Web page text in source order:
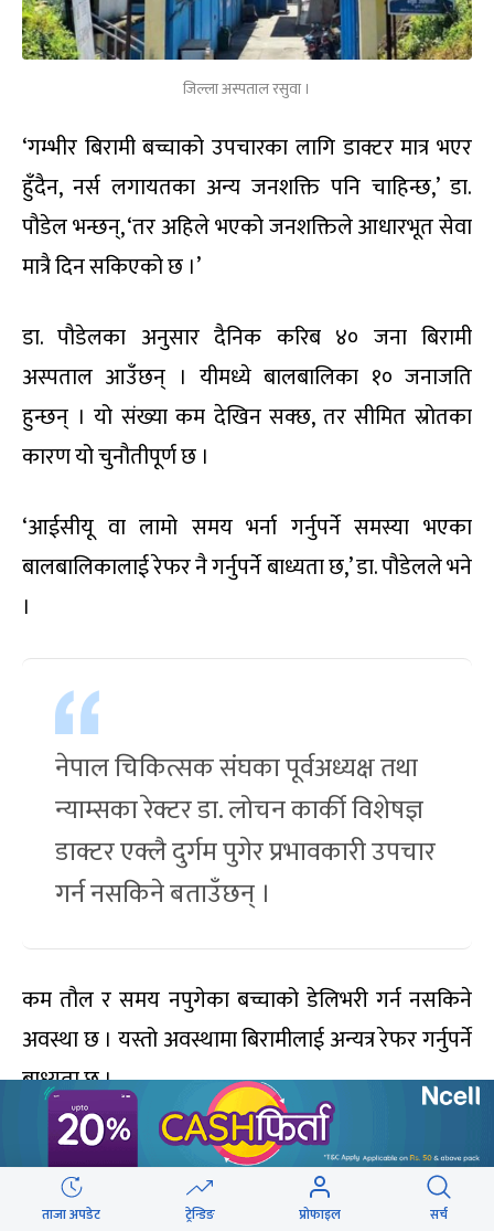
जिल्ला अस्पताल रसुवा ।
‘गम्भीर बिरामी बच्चाको उपचारका लागि डाक्टर मात्र भएर
हुँदैन, नर्स लगायतका अन्य जनशक्ति पनि चाहिन्छ,’ डा.
पौडेल भन्छन्, ‘तर अहिले भएको जनशक्तिले आधारभूत सेवा
मात्रै दिन सकिएको छ ।’
डा. पौडेलका अनुसार दैनिक करिब ४० जना बिरामी
अस्पताल आउँछन् । यीमध्ये बालबालिका १० जनाजति
हुन्छन् । यो संख्या कम देखिन सक्छ, तर सीमित स्रोतका
कारण यो चुनौतीपूर्ण छ ।
‘आईसीयू वा लामो समय भर्ना गर्नुपर्ने समस्या भएका
बालबालिकालाई रेफर नै गर्नुपर्ने बाध्यता छ,’ डा. पौडेलले भने
।
नेपाल चिकित्सक संघका पूर्वअध्यक्ष तथा
न्याम्सका रेक्टर डा. लोचन कार्की विशेषज्ञ
डाक्टर एक्लै दुर्गम पुगेर प्रभावकारी उपचार
गर्न नसकिने बताउँछन् ।
कम तौल र समय नपुगेका बच्चाको डेलिभरी गर्न नसकिने
अवस्था छ । यस्तो अवस्थामा बिरामीलाई अन्यत्र रेफर गर्नुपर्ने
बाध्यता छ ।
‘आधारभूत स्वास्थ्य सेवा छ । तर विशेषज्ञ सेवा उपकरण र
सेवा-सुविधा भयो भने मात्र दिन सकिन्छ,’ पौडेल भन्छन् ।
ताजा अपडेट ट्रेन्डिङ प्रोफाइल सर्च